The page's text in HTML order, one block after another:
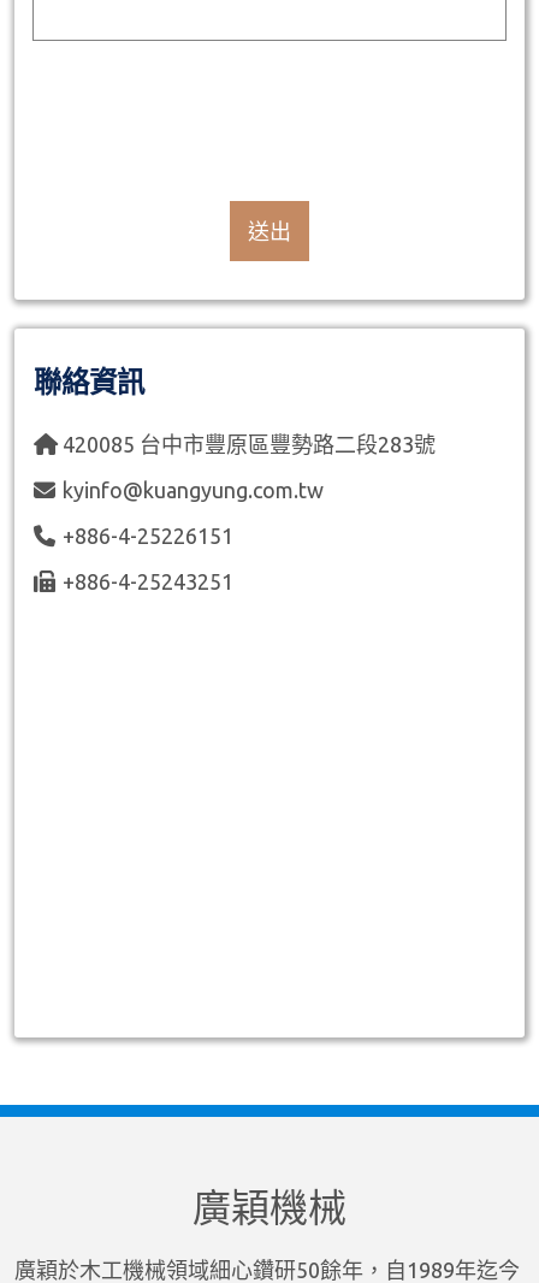
送出
聯絡資訊
420085 台中市豐原區豐勢路二段283號
kyinfo@kuangyung.com.tw
+886-4-25226151
+886-4-25243251
廣穎機械
廣穎於木工機械領域細心鑽研50餘年，自1989年迄今